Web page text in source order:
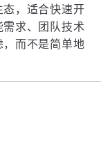
，适合快速开
求、团队技术
而不是简单地